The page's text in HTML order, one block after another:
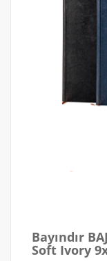
Bayındır
Soft Ivory